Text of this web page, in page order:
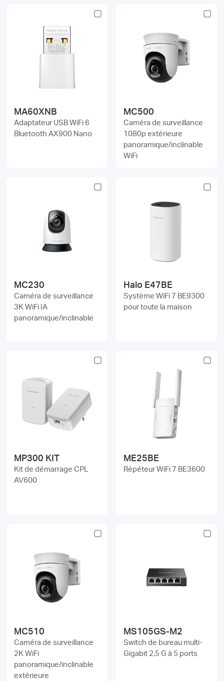
MA60XNB
Adaptateur USB WiFi 6
Bluetooth AX900 Nano
MC500
Caméra de surveillance
1080p extérieure
panoramique/inclinable
WiFi
MC230
Caméra de surveillance
3K WiFi IA
panoramique/inclinable
Halo E47BE
Système WiFi 7 BE9300
pour toute la maison
MP300 KIT
Kit de démarrage CPL
AV600
ME25BE
Répéteur WiFi 7 BE3600
MC510
Caméra de surveillance
2K WiFi
panoramique/inclinable
extérieure
MS105GS-M2
Switch de bureau multi-
Gigabit 2,5 G à 5 ports